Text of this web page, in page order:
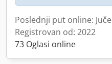
Poslednji put online: Juče
Registrovan od: 2022
73 Oglasi online